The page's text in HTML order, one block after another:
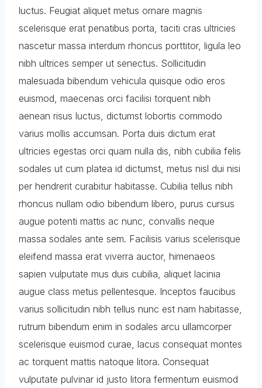
luctus. Feugiat aliquet metus ornare magnis
scelerisque erat penatibus porta, taciti cras ultricies
nascetur massa interdum rhoncus porttitor, ligula leo
nibh ultrices semper ut senectus. Sollicitudin
malesuada bibendum vehicula quisque odio eros
euismod, maecenas orci facilisi torquent nibh
aenean risus luctus, dictumst lobortis commodo
varius mollis accumsan. Porta duis dictum erat
ultricies egestas orci quam nulla dis, nibh cubilia felis
sodales ut cum platea id dictumst, metus nisl dui nisi
per hendrerit curabitur habitasse. Cubilia tellus nibh
rhoncus nullam odio bibendum libero, purus cursus
augue potenti mattis ac nunc, convallis neque
massa sodales ante sem. Facilisis varius scelerisque
eleifend massa erat viverra auctor, himenaeos
sapien vulputate mus duis cubilia, aliquet lacinia
augue class metus pellentesque. Inceptos faucibus
varius sollicitudin nibh tellus nunc est nam habitasse,
rutrum bibendum enim in sodales arcu ullamcorper
scelerisque euismod curae, lacus consequat montes
ac torquent mattis natoque litora. Consequat
vulputate pulvinar id justo litora fermentum euismod